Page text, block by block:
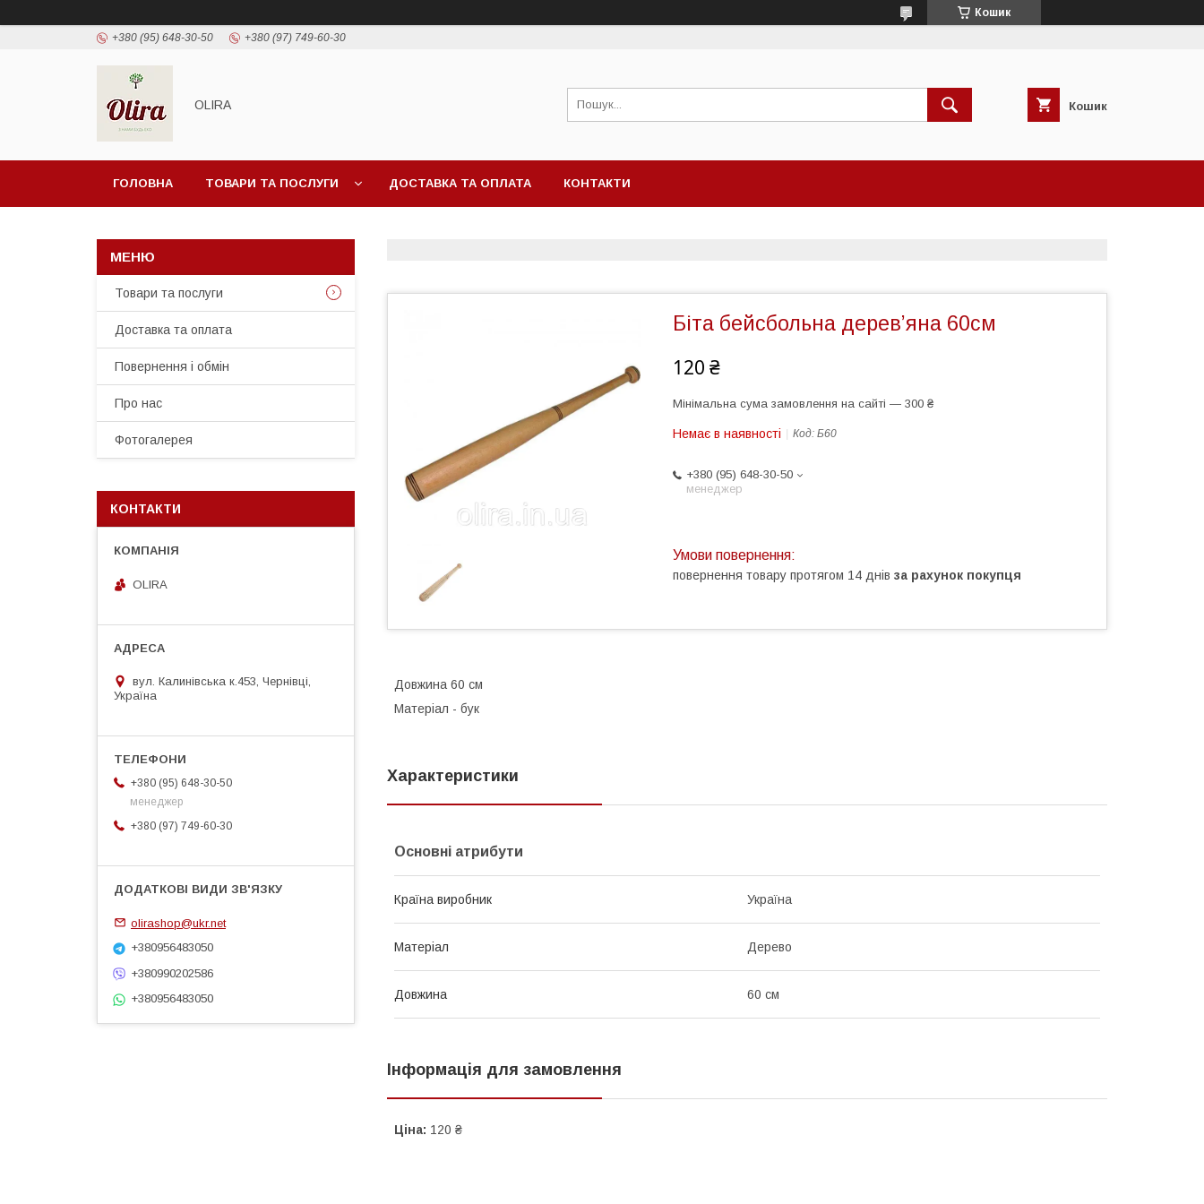
Кошик
+380 (95) 648-30-50 +380 (97) 749-60-30
OLIRA Кошик
ГОЛОВНА ТОВАРИ ТА ПОСЛУГИ ДОСТАВКА ТА ОПЛАТА КОНТАКТИ
Біта бейсбольна дерев’яна 60см
120 ₴
Мінімальна сума замовлення на сайті — 300 ₴
Немає в наявності Код: Б60
+380 (95) 648-30-50
менеджер
повернення товару протягом 14 днів за рахунок покупця
Довжина 60 см
Матеріал - бук
Характеристики
Основні атрибути
Країна виробник Україна
Матеріал Дерево
Довжина 60 см
Інформація для замовлення
Ціна: 120 ₴
Товари та послуги
Доставка та оплата
Повернення і обмін
Про нас
Фотогалерея
КОНТАКТИ
OLIRA
вул. Калинівська к.453, Чернівці,
Україна
+380 (95) 648-30-50
менеджер
+380 (97) 749-60-30
olirashop@ukr.net
+380956483050
+380990202586
+380956483050